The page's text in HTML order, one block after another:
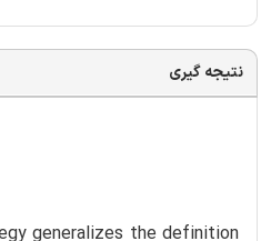
نتیجه گیری
generalizes the definition